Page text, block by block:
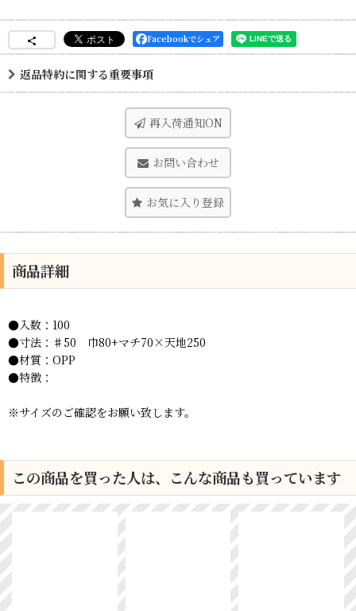
Facebookでシェア
返品特約に関する重要事項
再入荷通知ON
お問い合わせ
お気に入り登録
商品詳細
●入数：100
●寸法：♯50 巾80+マチ70×天地250
●材質：OPP
●特徴：
※サイズのご確認をお願い致します。
この商品を買った人は、こんな商品も買っています